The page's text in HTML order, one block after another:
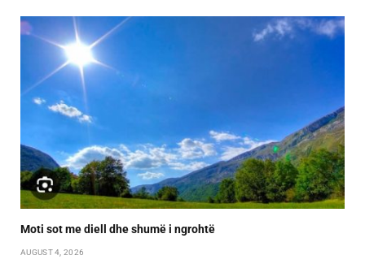
Moti sot me diell dhe shumë i ngrohtë
AUGUST 4, 2026